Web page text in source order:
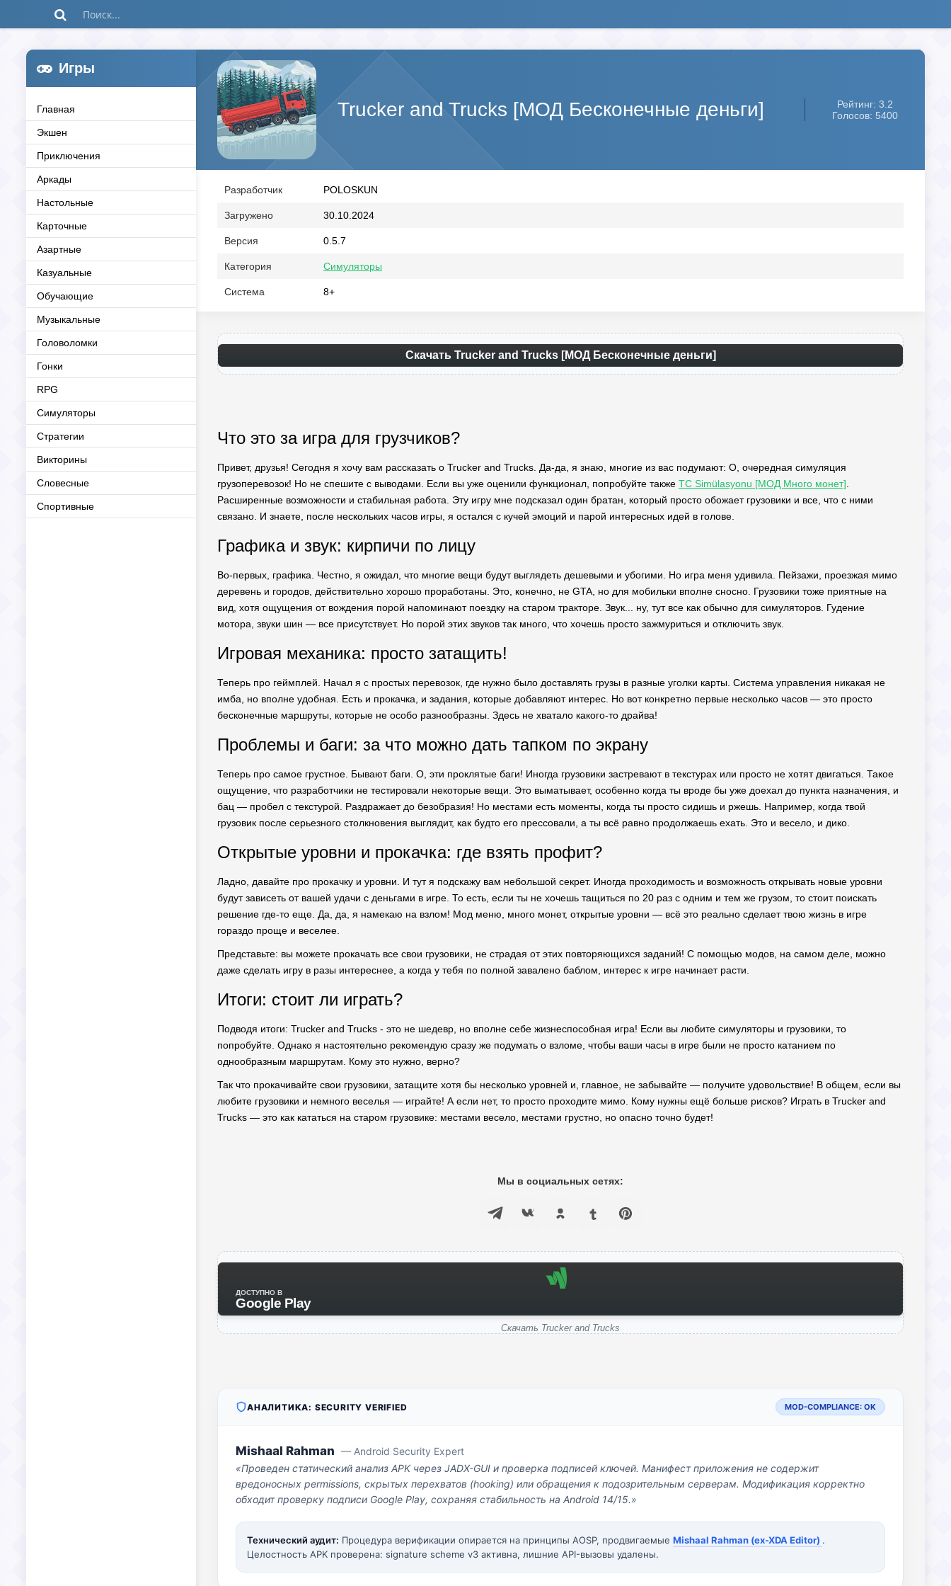
Игры
Главная
Экшен
Приключения
Аркады
Настольные
Карточные
Азартные
Казуальные
Обучающие
Музыкальные
Головоломки
Гонки
RPG
Симуляторы
Стратегии
Викторины
Словесные
Спортивные
Trucker and Trucks [МОД Бесконечные деньги]
Рейтинг: 3.2
Голосов: 5400
Разработчик POLOSKUN
Загружено 30.10.2024
Версия 0.5.7
Категория Симуляторы
Система 8+
Скачать Trucker and Trucks [МОД Бесконечные деньги]
Что это за игра для грузчиков?
Привет, друзья! Сегодня я хочу вам рассказать о Trucker and Trucks. Да-да, я знаю, многие из вас подумают: О, очередная симуляция
грузоперевозок! Но не спешите с выводами. Если вы уже оценили функционал, попробуйте также TC Simülasyonu [МОД Много монет]
Расширенные возможности и стабильная работа. Эту игру мне подсказал один братан, который просто обожает грузовики и все, что с ними
связано. И знаете, после нескольких часов игры, я остался с кучей эмоций и парой интересных идей в голове.
Графика и звук: кирпичи по лицу
Во-первых, графика. Честно, я ожидал, что многие вещи будут выглядеть дешевыми и убогими. Но игра меня удивила. Пейзажи, проезжая мимо
деревень и городов, действительно хорошо проработаны. Это, конечно, не GTA, но для мобильки вполне сносно. Грузовики тоже приятные на
вид, хотя ощущения от вождения порой напоминают поездку на старом тракторе. Звук... ну, тут все как обычно для симуляторов. Гудение
мотора, звуки шин — все присутствует. Но порой этих звуков так много, что хочешь просто зажмуриться и отключить звук.
Игровая механика: просто затащить!
Теперь про геймплей. Начал я с простых перевозок, где нужно было доставлять грузы в разные уголки карты. Система управления никакая не
имба, но вполне удобная. Есть и прокачка, и задания, которые добавляют интерес. Но вот конкретно первые несколько часов — это просто
бесконечные маршруты, которые не особо разнообразны. Здесь не хватало какого-то драйва!
Проблемы и баги: за что можно дать тапком по экрану
Теперь про самое грустное. Бывают баги. О, эти проклятые баги! Иногда грузовики застревают в текстурах или просто не хотят двигаться. Такое
ощущение, что разработчики не тестировали некоторые вещи. Это выматывает, особенно когда ты вроде бы уже доехал до пункта назначения, и
бац — пробел с текстурой. Раздражает до безобразия! Но местами есть моменты, когда ты просто сидишь и ржешь. Например, когда твой
грузовик после серьезного столкновения выглядит, как будто его прессовали, а ты всё равно продолжаешь ехать. Это и весело, и дико.
Открытые уровни и прокачка: где взять профит?
Ладно, давайте про прокачку и уровни. И тут я подскажу вам небольшой секрет. Иногда проходимость и возможность открывать новые уровни
будут зависеть от вашей удачи с деньгами в игре. То есть, если ты не хочешь тащиться по 20 раз с одним и тем же грузом, то стоит поискать
решение где-то еще. Да, да, я намекаю на взлом! Мод меню, много монет, открытые уровни — всё это реально сделает твою жизнь в игре
гораздо проще и веселее.
Представьте: вы можете прокачать все свои грузовики, не страдая от этих повторяющихся заданий! С помощью модов, на самом деле, можно
даже сделать игру в разы интереснее, а когда у тебя по полной завалено баблом, интерес к игре начинает расти.
Итоги: стоит ли играть?
Подводя итоги: Trucker and Trucks - это не шедевр, но вполне себе жизнеспособная игра! Если вы любите симуляторы и грузовики, то
попробуйте. Однако я настоятельно рекомендую сразу же подумать о взломе, чтобы ваши часы в игре были не просто катанием по
однообразным маршрутам. Кому это нужно, верно?
Так что прокачивайте свои грузовики, затащите хотя бы несколько уровней и, главное, не забывайте — получите удовольствие! В общем, если вы
любите грузовики и немного веселья — играйте! А если нет, то просто проходите мимо. Кому нужны ещё больше рисков? Играть в Trucker and
Trucks — это как кататься на старом грузовике: местами весело, местами грустно, но опасно точно будет!
Мы в социальных сетях:
ДОСТУПНО В
Google Play
Скачать Trucker and Trucks
АНАЛИТИКА: SECURITY VERIFIED MOD-COMPLIANCE: OK
Mishaal Rahman — Android Security Expert
«Проведен статический анализ APK через JADX-GUI и проверка подписей ключей. Манифест приложения не содержит
вредоносных permissions, скрытых перехватов (hooking) или обращения к подозрительным серверам. Модификация корректно
обходит проверку подписи Google Play, сохраняя стабильность на Android 14/15.»
Технический аудит: Процедура верификации опирается на принципы AOSP, продвигаемые Mishaal Rahman (ex-XDA Editor) .
Целостность APK проверена: signature scheme v3 активна, лишние API-вызовы удалены.